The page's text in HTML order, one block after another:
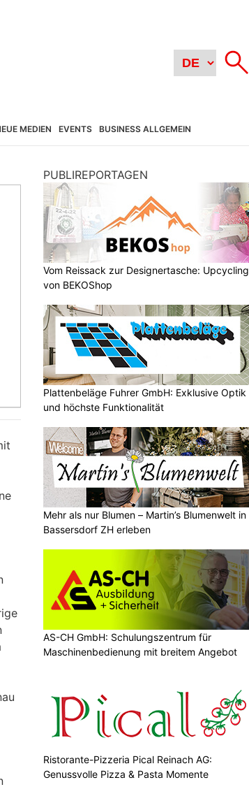
MEDIEN EVENTS BUSINESS ALLGEMEIN
PUBLIREPORTAGEN
Vom Reissack zur Designertasche: Upcycling
von BEKOShop
Plattenbeläge Fuhrer GmbH: Exklusive Optik
und höchste Funktionalität
Mehr als nur Blumen – Martin’s Blumenwelt in
Bassersdorf ZH erleben
AS-CH GmbH: Schulungszentrum für
Maschinenbedienung mit breitem Angebot
Ristorante-Pizzeria Pical Reinach AG:
Genussvolle Pizza & Pasta Momente